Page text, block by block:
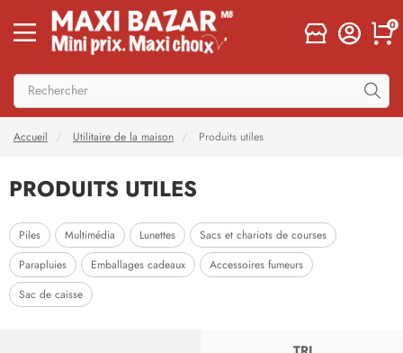
0
Accueil Utilitaire de la maison Produits utiles
PRODUITS UTILES
Piles Multimédia Lunettes Sacs et chariots de courses
Parapluies Emballages cadeaux Accessoires fumeurs
Sac de caisse